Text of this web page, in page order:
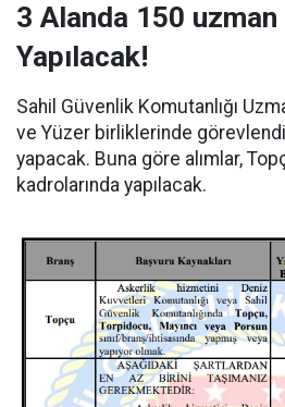
3 Alanda 150 uzman
Yapılacak!
Sahil Güvenlik Komutanlığı
ve Yüzer birliklerinde
yapacak. Buna göre alımlar,
kadrolarında yapılacak.